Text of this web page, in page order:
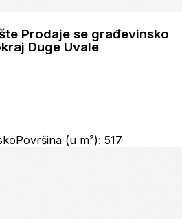
Prodaje se građevinsko
Duge Uvale
Površina (u m²): 517